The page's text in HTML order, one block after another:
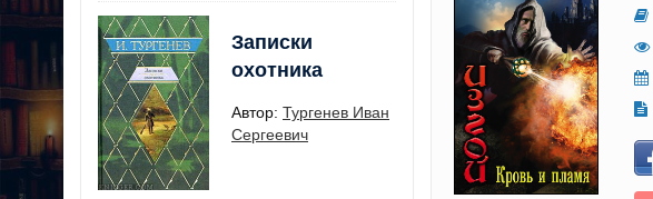
Записки
охотника
Автор: Тургенев Иван
Сергеевич